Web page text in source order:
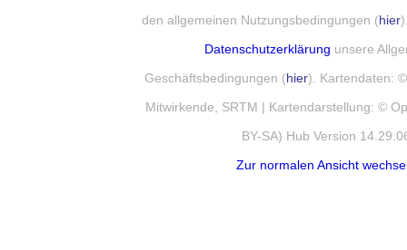
den allgemeinen Nutzungsbedingungen (hier
Datenschutzerklärung unsere
Geschäftsbedingungen (hier). Kartendaten:
Mitwirkende, SRTM | Kartendarstellung: ©
BY-SA) Hub Version
Zur normalen Ansicht